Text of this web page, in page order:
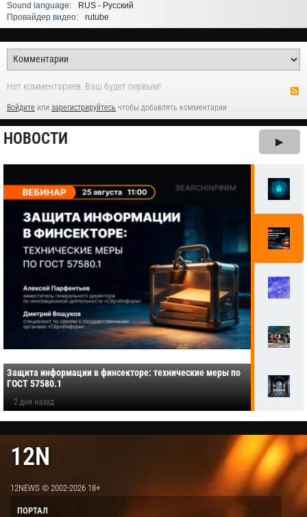
Sound language:
RUS - Русский
Провайдер видео:
rutube
Нет комментариев. Ваш будет первым!
Войдите или зарегистрируйтесь чтобы добавлять комментарии
НОВОСТИ ▶
Защита информации в финсекторе: технические меры по
ГОСТ 57580.1
2 дня назад
12N
12NEWS © 2002-2026 18+
ПОРТАЛ